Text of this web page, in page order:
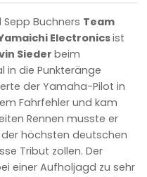
Sepp Buchners Team
Electronicsist
Siederbeim
in die Punkteränge
der Yamaha-Pilot in
Fahrfehler und kam
Rennen musste er
höchsten deutschen
Tribut zollen. Der
einer Aufholjagd zu sehr